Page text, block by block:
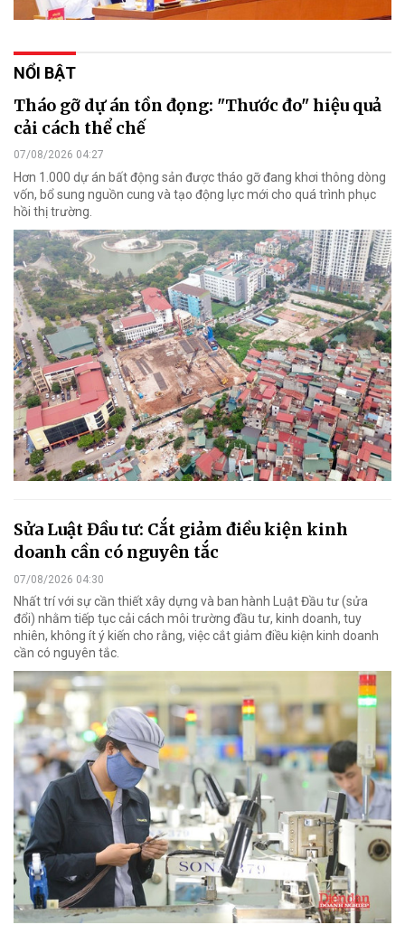
NỔI BẬT
Tháo gỡ dự án tồn đọng: "Thước đo" hiệu quả
cải cách thể chế
07/08/2026 04:27
Hơn 1.000 dự án bất động sản được tháo gỡ đang khơi thông dòng
vốn, bổ sung nguồn cung và tạo động lực mới cho quá trình phục
hồi thị trường.
Sửa Luật Đầu tư: Cắt giảm điều kiện kinh
doanh cần có nguyên tắc
07/08/2026 04:30
Nhất trí với sự cần thiết xây dựng và ban hành Luật Đầu tư (sửa
đổi) nhằm tiếp tục cải cách môi trường đầu tư, kinh doanh, tuy
nhiên, không ít ý kiến cho rằng, việc cắt giảm điều kiện kinh doanh
cần có nguyên tắc.